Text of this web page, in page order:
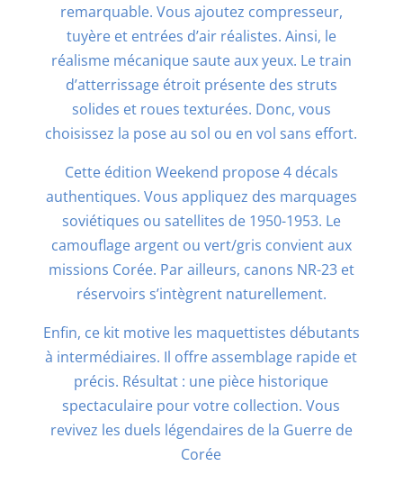
remarquable. Vous ajoutez compresseur,
tuyère et entrées d’air réalistes. Ainsi, le
réalisme mécanique saute aux yeux. Le train
d’atterrissage étroit présente des struts
solides et roues texturées. Donc, vous
choisissez la pose au sol ou en vol sans effort.
Cette édition Weekend propose 4 décals
authentiques. Vous appliquez des marquages
soviétiques ou satellites de 1950-1953. Le
camouflage argent ou vert/gris convient aux
missions Corée. Par ailleurs, canons NR-23 et
réservoirs s’intègrent naturellement.
Enfin, ce kit motive les maquettistes débutants
à intermédiaires. Il offre assemblage rapide et
précis. Résultat : une pièce historique
spectaculaire pour votre collection. Vous
revivez les duels légendaires de la Guerre de
Corée